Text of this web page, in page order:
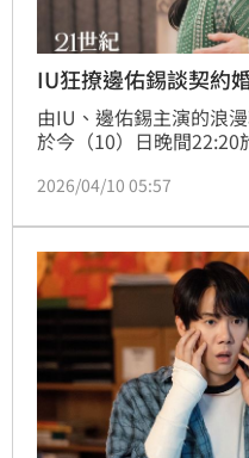
IU狂撩邊佑錫談契約
由IU、邊佑錫主演的浪
於今（10）日晚間22:20
播就登上話題榜冠軍，討
2026/04/10 05:57